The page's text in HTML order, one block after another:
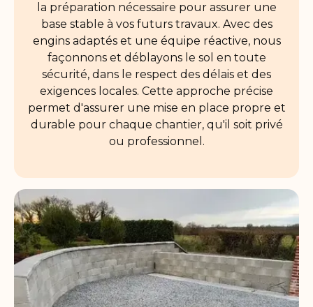
la préparation nécessaire pour assurer une
base stable à vos futurs travaux. Avec des
engins adaptés et une équipe réactive, nous
façonnons et déblayons le sol en toute
sécurité, dans le respect des délais et des
exigences locales. Cette approche précise
permet d'assurer une mise en place propre et
durable pour chaque chantier, qu'il soit privé
ou professionnel.